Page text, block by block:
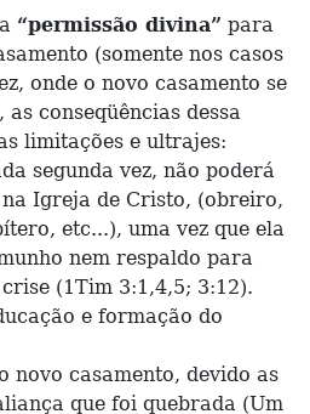
“permissão divina” para
(somente nos casos
onde o novo casamento se
as conseqüências dessa
limitações e ultrajes:
segunda vez, não poderá
Igreja de Cristo, (obreiro,
etc...), uma vez que ela
nem respaldo para
(1Tim 3:1,4,5; 3:12).
e formação do
novo casamento, devido as
que foi quebrada (Um